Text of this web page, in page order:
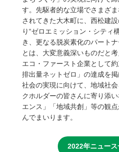
す。先駆者的な立場でさまざ
されてきた大木町に、西松建
り“ゼロエミッション・シティ
き、更なる脱炭素化のパート
とは、大変意義深いものだと
エコ・ファースト企業として
排出量ネットゼロ」の達成を
社会の実現に向けて、地域社
クホルダーの皆さんに寄り添
エンス」「地域共創」等の観
んでまいります。
2022年ニュー